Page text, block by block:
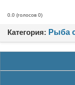
0.0 (голосов 0)
Категория: Рыба